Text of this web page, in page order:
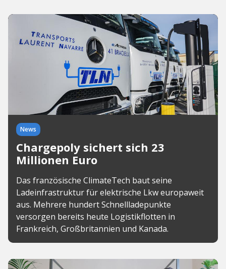
News
Chargepoly sichert sich 23
Millionen Euro
Das französische ClimateTech baut seine
Ladeinfrastruktur für elektrische Lkw europaweit
aus. Mehrere hundert Schnellladepunkte
versorgen bereits heute Logistikflotten in
Frankreich, Großbritannien und Kanada.